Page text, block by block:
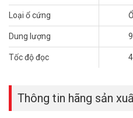
Các tính năng và chức
Công suất lớn
Dung lượng lưu trữ lên tới 960 GB.
Loại ổ cứng
Dung lượng
Tốc độ đọc
Thông tin hãng sản